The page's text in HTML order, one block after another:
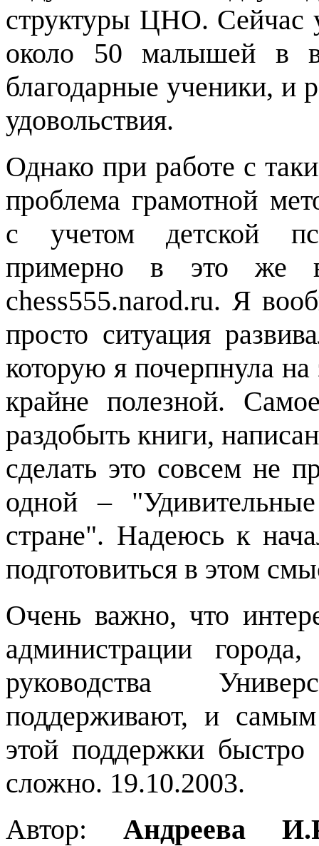
структуры ЦНО. Сейчас
около 50 малышей в
благодарные ученики, и
удовольствия.
Однако при работе с
проблема грамотной
с учетом детской
примерно в это же
chess555.narod.ru. Я
просто ситуация
которую я почерпнула на
крайне полезной.
раздобыть книги,
сделать это совсем не
одной –
стране". Надеюсь к
подготовиться в этом
Очень важно, что
администрации
руководства
поддерживают, и
этой поддержки быстро
сложно. 19.10.2003.
Автор: Андреева